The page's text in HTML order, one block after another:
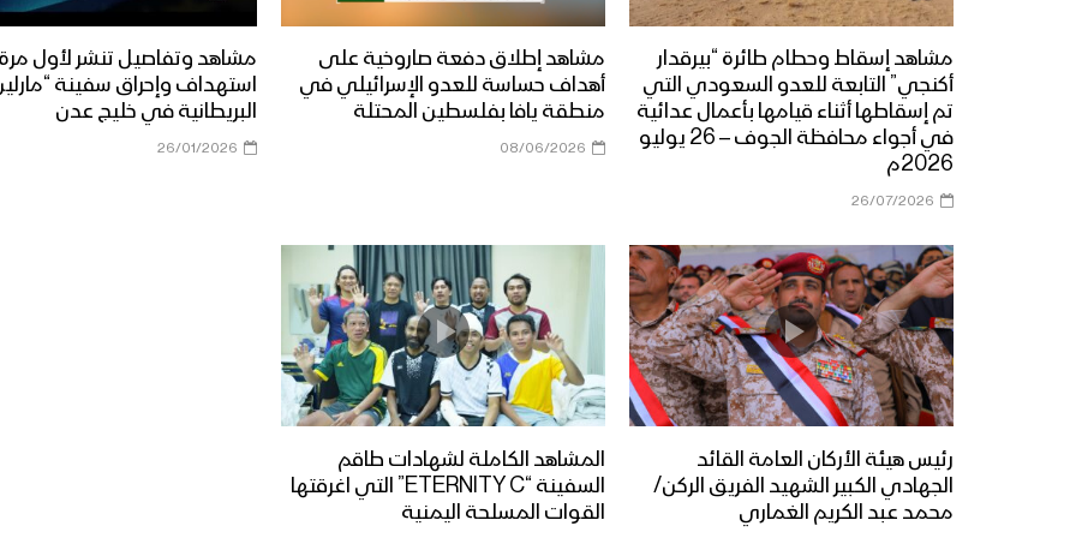
مشاهد إسقاط وحطام طائرة “بيرقدار
أكنجي” التابعة للعدو السعودي التي
تم إسقاطها أثناء قيامها بأعمال عدائية
في أجواء محافظة الجوف – 26 يوليو
2026م
26/07/2026
مشاهد إطلاق دفعة صاروخية على
أهداف حساسة للعدو الإسرائيلي في
منطقة يافا بفلسطين المحتلة
08/06/2026
مشاهد وتفاصيل تنشر لأول
استهداف وإحراق سفينة
البريطانية في خليج عدن
26/01/2026
رئيس هيئة الأركان العامة القائد
الجهادي الكبير الشهيد الفريق الركن/
محمد عبد الكريم الغماري
المشاهد الكاملة لشهادات طاقم
السفينة “ETERNITY C” التي اغرقتها
القوات المسلحة اليمنية